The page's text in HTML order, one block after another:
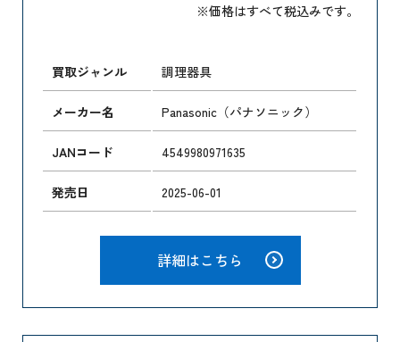
※価格はすべて税込みです。
買取ジャンル 調理器具
メーカー名 Panasonic（パナソニック）
JANコード 4549980971635
発売日 2025-06-01
詳細はこちら